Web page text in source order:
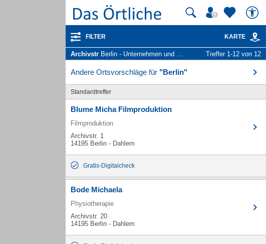
FILTER KARTE
Archivstr Berlin - Unternehmen und Personen Treffer 1-12 von 12
Andere Ortsvorschläge für "Berlin"
Standardtreffer
Blume Micha Filmproduktion
Filmproduktion
Archivstr. 1
14195 Berlin - Dahlem
Gratis-Digitalcheck
Bode Michaela
Physiotherapie
Archivstr. 20
14195 Berlin - Dahlem